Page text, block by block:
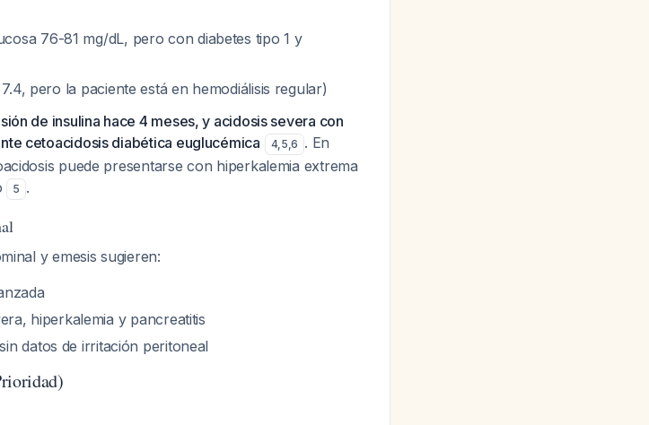
76-81 mg/dL, pero con diabetes tipo 1 y
pero la paciente está en hemodiálisis regular)
de insulina hace 4 meses, y acidosis severa con
cetoacidosis diabética euglucémica
4,5,6 . En
puede presentarse con hiperkalemia extrema
5 .
y emesis sugieren:
hiperkalemia y pancreatitis
datos de irritación peritoneal